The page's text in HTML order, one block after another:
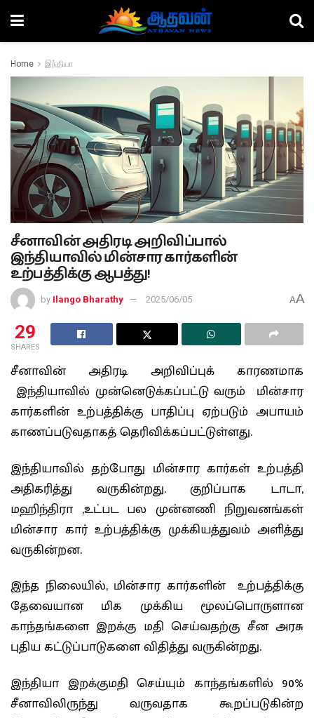
Home இந்தியா
சீனாவின் அதிரடி அறிவிப்பால்
இந்தியாவில் மின்சார கார்களின்
உற்பத்திக்கு ஆபத்து!
by Ilango Bharathy 2025/06/05 AA
29
SHARES
சீனாவின் அதிரடி அறிவிப்புக் காரணமாக
இந்தியாவில் முன்னெடுக்கப்பட்டு வரும் மின்சார
கார்களின் உற்பத்திக்கு பாதிப்பு ஏற்படும் அபாயம்
காணப்படுவதாகத் தெரிவிக்கப்பட்டுள்ளது.
இந்தியாவில் தற்போது மின்சார கார்கள் உற்பத்தி
அதிகரித்து வருகின்றது. குறிப்பாக டாடா,
மஹிந்திரா ,உட்பட பல முன்னணி நிறுவனங்கள்
மின்சார கார் உற்பத்திக்கு முக்கியத்துவம் அளித்து
வருகின்றன.
இந்த நிலையில், மின்சார கார்களின் உற்பத்திக்கு
தேவையான மிக முக்கிய மூலப்பொருளான
காந்தங்களை இறக்கு மதி செய்வதற்கு சீன அரசு
புதிய கட்டுப்பாடுகளை விதித்து வருகின்றது.
இந்தியா இறக்குமதி செய்யும் காந்தங்களில் 90%
சீனாவிலிருந்து வருவதாக கூறப்படுகின்ற